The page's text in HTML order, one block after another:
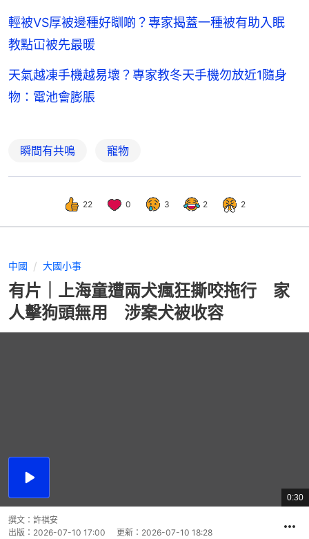
輕被VS厚被邊種好瞓啲？專家揭蓋一種被有助入眠
教點冚被先最暖
天氣越凍手機越易壞？專家教冬天手機勿放近1隨身
物：電池會膨脹
瞬間有共鳴 寵物
22 0 3 2 2
中國 大國小事
有片｜上海童遭兩犬瘋狂撕咬拖行 家
人擊狗頭無用 涉案犬被收容
播
總
共
0:30
撰文： 許祺安
出版： 2026-07-10 17:00 更新： 2026-07-10 18:28